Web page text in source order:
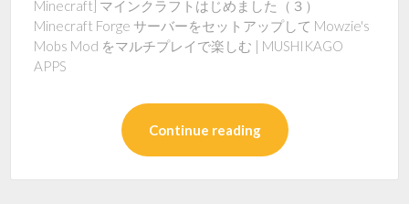
Minecraft] マインクラフトはじめました（３）
Minecraft Forge サーバーをセットアップして Mowzie's
Mobs Mod をマルチプレイで楽しむ | MUSHIKAGO
APPS
Continue reading